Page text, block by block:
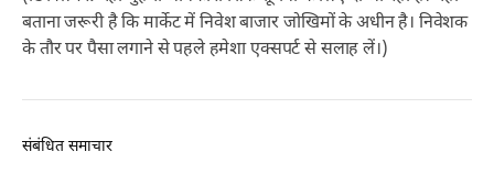
बताना जरूरी है कि मार्केट में निवेश बाजार जोखिमों के अधीन है। निवेशक
के तौर पर पैसा लगाने से पहले हमेशा एक्सपर्ट से सलाह लें।)
संबंधित समाचार